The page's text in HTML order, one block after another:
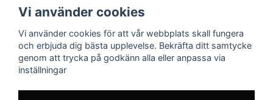
Vi använder cookies
Vi använder cookies för att vår webbplats skall fungera
och erbjuda dig bästa upplevelse. Bekräfta ditt samtycke
genom att trycka på godkänn alla eller anpassa via
inställningar